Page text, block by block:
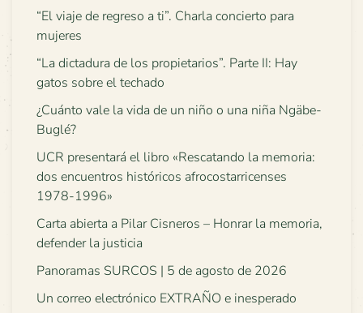
“El viaje de regreso a ti”. Charla concierto para
mujeres
“La dictadura de los propietarios”. Parte II: Hay
gatos sobre el techado
¿Cuánto vale la vida de un niño o una niña Ngäbe-
Buglé?
UCR presentará el libro «Rescatando la memoria:
dos encuentros históricos afrocostarricenses
1978-1996»
Carta abierta a Pilar Cisneros – Honrar la memoria,
defender la justicia
Panoramas SURCOS | 5 de agosto de 2026
Un correo electrónico EXTRAÑO e inesperado